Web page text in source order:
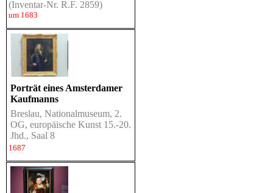
(Inventar-Nr. R.F. 2859)
um 1683
Porträt eines Amsterdamer
Kaufmanns
Breslau, Nationalmuseum, 2.
OG, europäische Kunst 15.-20.
Jhd., Saal 8
1687